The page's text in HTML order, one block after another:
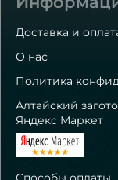
Доставка и
О нас
Политика
Алтайский
Яндекс Маркет